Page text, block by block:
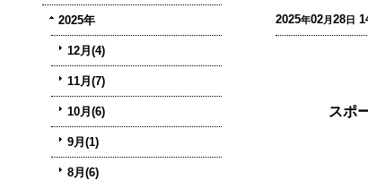
2025年
12月(4)
11月(7)
10月(6)
9月(1)
8月(6)
2025年02月28日
スポ